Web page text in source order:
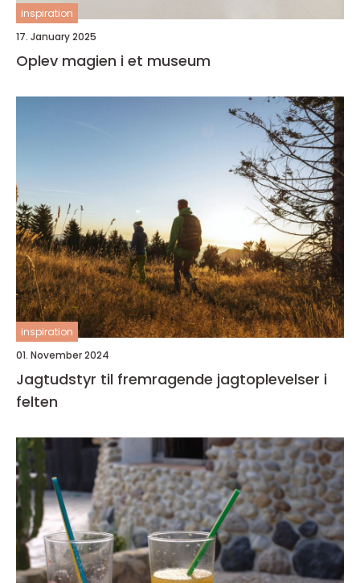
inspiration
17. January 2025
Oplev magien i et museum
inspiration
01. November 2024
Jagtudstyr til fremragende jagtoplevelser i
felten